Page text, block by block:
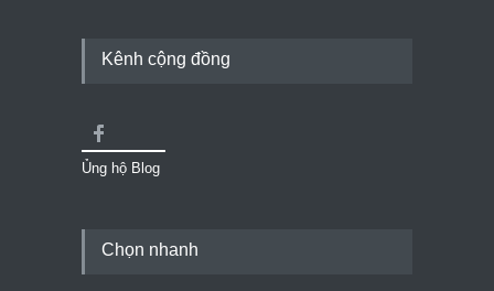
Kênh cộng đồng
Ủng hộ Blog
Chọn nhanh